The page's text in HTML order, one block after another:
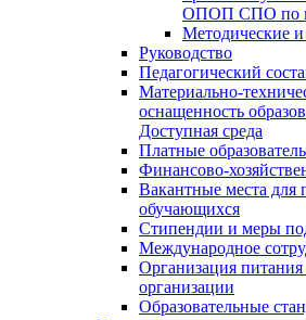
ОПОП СПО по
Методические
Руководство
Педагогический
Материально-
оснащенность
Доступная среда
Платные
Финансово-
Вакантные места для
обучающихся
Стипендии и меры
Международное
Организация питания
организации
Образовательные